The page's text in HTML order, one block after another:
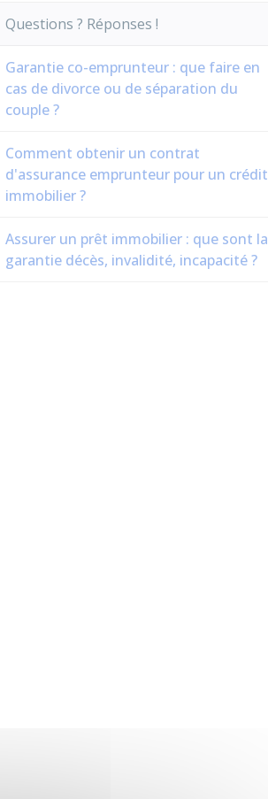
Questions ? Réponses !
Garantie co-emprunteur : que faire en
cas de divorce ou de séparation du
couple ?
Comment obtenir un contrat
d'assurance emprunteur pour un crédit
immobilier ?
Assurer un prêt immobilier : que sont la
garantie décès, invalidité, incapacité ?